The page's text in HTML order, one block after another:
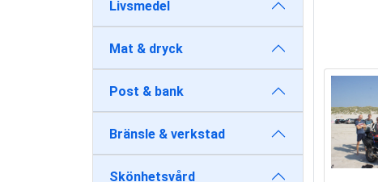
Livsmedel
Mat & dryck
Post & bank
Bränsle & verkstad
Skönhetsvård